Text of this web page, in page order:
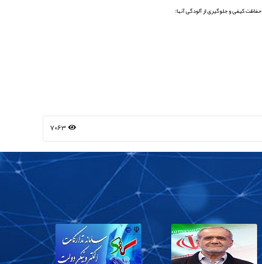
کیفی و جلوگیری از آلودگی آنها؛
7063